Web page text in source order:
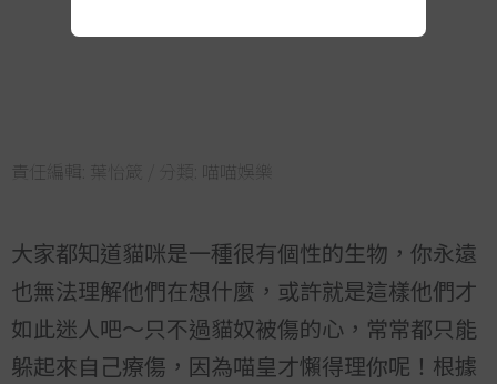
責任編輯: 葉怡箴 / 分類: 喵喵娛樂
大家都知道貓咪是一種很有個性的生物，你永遠
也無法理解他們在想什麼，或許就是這樣他們才
如此迷人吧～只不過貓奴被傷的心，常常都只能
躲起來自己療傷，因為喵皇才懶得理你呢！根據